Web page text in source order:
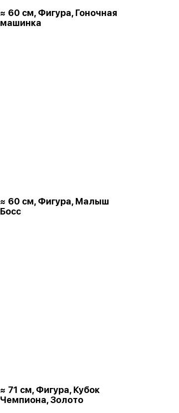
≈ 60 см, Фигура, Гоночная
машинка
≈ 60 см, Фигура, Малыш
Босс
≈ 71 см, Фигура, Кубок
Чемпиона, Золото